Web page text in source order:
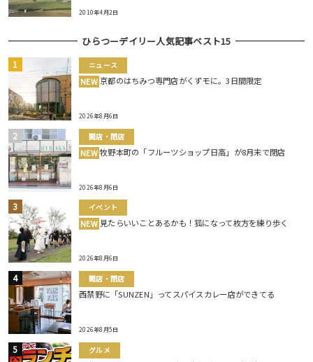
2010年4月2日
ひらつーデイリー人気記事ベスト15
ニュース
NEW 京都のはちみつ専門店がくずモに。3日間限定
2026年8月6日
開店・閉店
NEW 牧野本町の「フルーツショップ日高」が8月末で閉店
2026年8月6日
イベント
NEW 見たらいいことあるかも！狐になって枚方を練り歩く
2026年8月6日
開店・閉店
西禁野に「SUNZEN」ってスパイスカレー店ができてる
2026年8月5日
グルメ